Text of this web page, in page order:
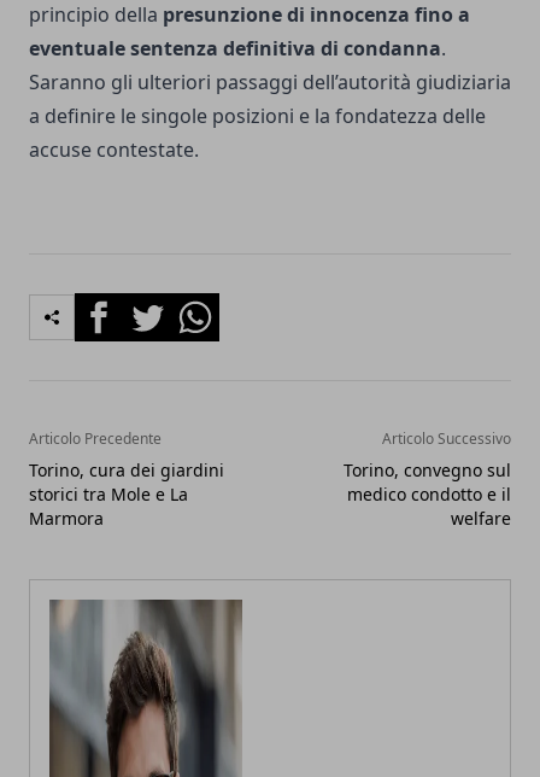
principio della presunzione di innocenza fino a
eventuale sentenza definitiva di condanna.
Saranno gli ulteriori passaggi dell’autorità giudiziaria
a definire le singole posizioni e la fondatezza delle
accuse contestate.
FacebookTwitterWhatsapp
Articolo Precedente
Torino, cura dei giardini
storici tra Mole e La
Marmora
Articolo Successivo
Torino, convegno sul
medico condotto e il
welfare